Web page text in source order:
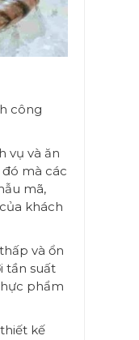
công
vụ và ăn
mà các
mã,
khách
và ổn
tần suất
phẩm
kế